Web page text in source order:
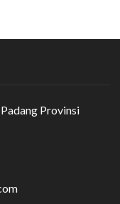
Provinsi